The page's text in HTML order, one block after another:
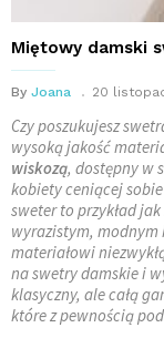
Miętowy damski
By Joana 20
Czy poszukujesz
wysoką jakość
wiskozą, dostępny w
kobiety ceniącej
sweter to przykład
wyrazistym, modnym
materiałowi
na swetry damskie i
klasyczny, ale całą
które z pewnością